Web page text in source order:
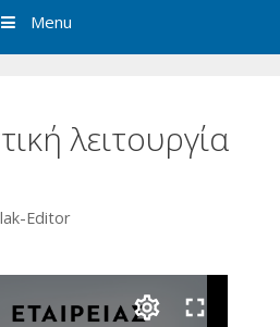
Menu
λειτουργία
Editor